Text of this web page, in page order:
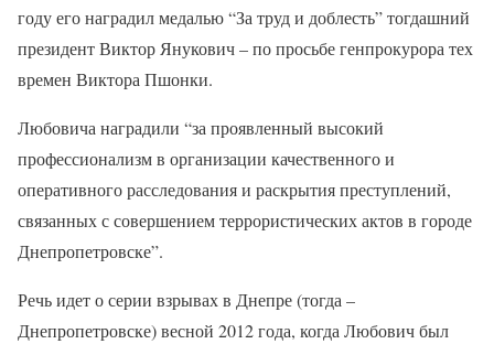
году его наградил медалью “За труд и доблесть” тогдашний
президент Виктор Янукович – по просьбе генпрокурора тех
времен Виктора Пшонки.
Любовича наградили “за проявленный высокий
профессионализм в организации качественного и
оперативного расследования и раскрытия преступлений,
связанных с совершением террористических актов в городе
Днепропетровске”.
Речь идет о серии взрывах в Днепре (тогда –
Днепропетровске) весной 2012 года, когда Любович был